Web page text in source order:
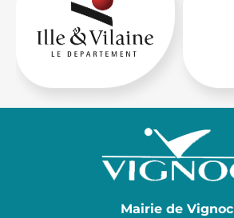
Mairie de Vignoc